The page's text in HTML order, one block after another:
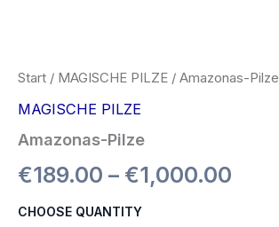
Start / MAGISCHE PILZE / Amazonas-Pilze
MAGISCHE PILZE
Amazonas-Pilze
€189.00 – €1,000.00
CHOOSE QUANTITY